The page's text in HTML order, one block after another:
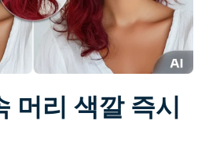
머리 색깔 즉시